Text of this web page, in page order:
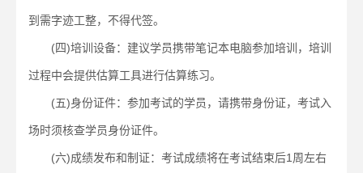
到需字迹工整，不得代签。
(四)培训设备：建议学员携带笔记本电脑参加培训，培训
过程中会提供估算工具进行估算练习。
(五)身份证件：参加考试的学员，请携带身份证，考试入
场时须核查学员身份证件。
(六)成绩发布和制证：考试成绩将在考试结束后1周左右